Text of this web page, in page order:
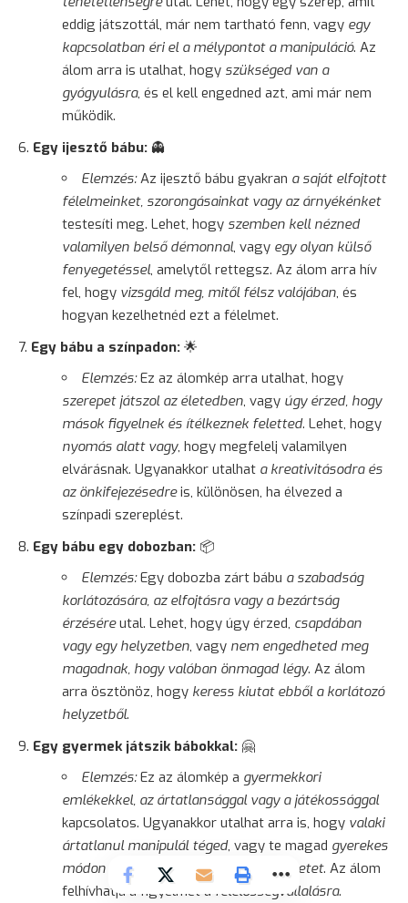
eddig játszottál, már nem tartható fenn, vagy egy
kapcsolatban éri el a mélypontot a manipuláció. Az
álom arra is utalhat, hogy szükséged van a
gyógyulásra, és el kell engedned azt, ami már nem
működik.
Egy ijesztő bábu: 👻
Elemzés:Az ijesztő bábu gyakran a saját elfojtott
félelmeinket, szorongásainkat vagy az árnyékénket
testesíti meg. Lehet, hogy szemben kell nézned
valamilyen belső démonnal, vagy egy olyan külső
fenyegetéssel, amelytől rettegsz. Az álom arra hív
fel, hogy vizsgáld meg, mitől félsz valójában, és
hogyan kezelhetnéd ezt a félelmet.
Egy bábu a színpadon: 🌟
Elemzés:Ez az álomkép arra utalhat, hogy
szerepet játszol az életedben, vagy úgy érzed, hogy
mások figyelnek és ítélkeznek feletted. Lehet, hogy
nyomás alatt vagy, hogy megfelelj valamilyen
elvárásnak. Ugyanakkor utalhat a kreativitásodra és
az önkifejezésedreis, különösen, ha élvezed a
színpadi szereplést.
Egy bábu egy dobozban: 📦
Elemzés:Egy dobozba zárt bábu a szabadság
korlátozására, az elfojtásra vagy a bezártság
érzéséreutal. Lehet, hogy úgy érzed, csapdában
vagy egy helyzetben, vagy nem engedheted meg
magadnak, hogy valóban önmagad légy. Az álom
arra ösztönöz, hogy keress kiutat ebből a korlátozó
helyzetből.
Egy gyermek játszik bábokkal: 🤗
Elemzés:Ez az álomkép a gyermekkori
emlékekkel, az ártatlansággal vagy a játékossággal
kapcsolatos. Ugyanakkor utalhat arra is, hogy valaki
ártatlanul manipulál téged, vagy te magad gyerekes
módon próbálsz kontrollálni egy helyzetet. Az álom
felhívhatja a figyelmet a felelősségvállalásra.